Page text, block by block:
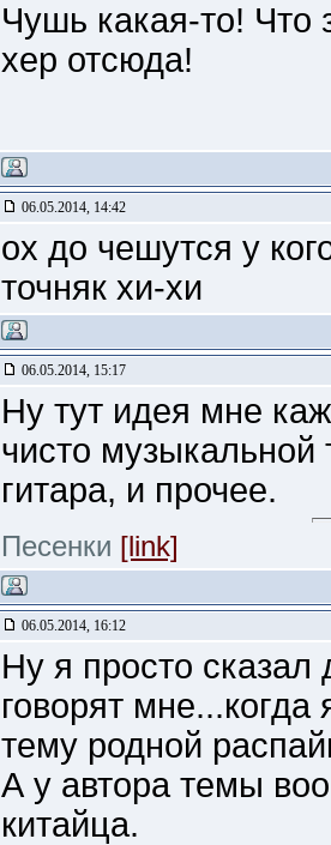
Чушь какая-то! Что
хер отсюда!
06.05.2014, 14:42
ох до чешутся у
точняк хи-хи
06.05.2014, 15:17
Ну тут идея мне
чисто музыкальной
гитара, и прочее.
Песенки [link]
06.05.2014, 16:12
Ну я просто
говорят
тему родной
А у автора темы
китайца.